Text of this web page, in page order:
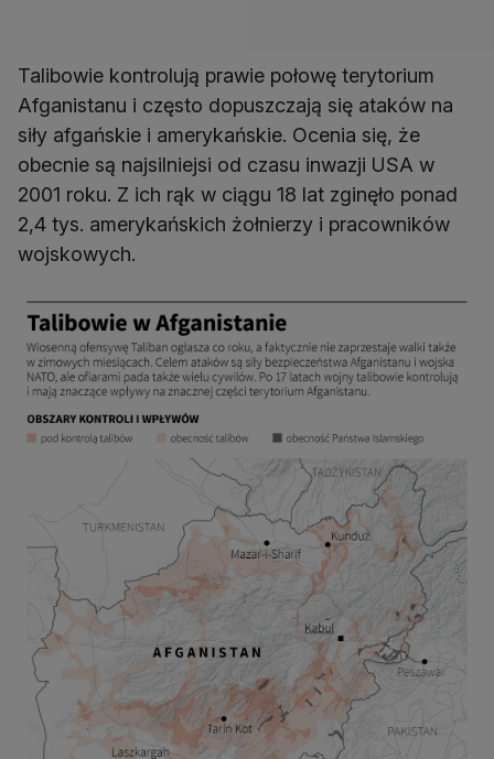
Talibowie kontrolują prawie połowę terytorium
Afganistanu i często dopuszczają się ataków na
siły afgańskie i amerykańskie. Ocenia się, że
obecnie są najsilniejsi od czasu inwazji USA w
2001 roku. Z ich rąk w ciągu 18 lat zginęło ponad
2,4 tys. amerykańskich żołnierzy i pracowników
wojskowych.